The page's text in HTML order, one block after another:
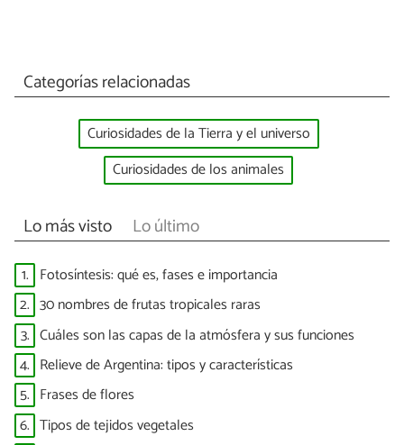
Categorías relacionadas
Curiosidades de la Tierra y el universo
Curiosidades de los animales
Lo más visto Lo último
1. Fotosíntesis: qué es, fases e importancia
2. 30 nombres de frutas tropicales raras
3. Cuáles son las capas de la atmósfera y sus funciones
4. Relieve de Argentina: tipos y características
5. Frases de flores
6. Tipos de tejidos vegetales